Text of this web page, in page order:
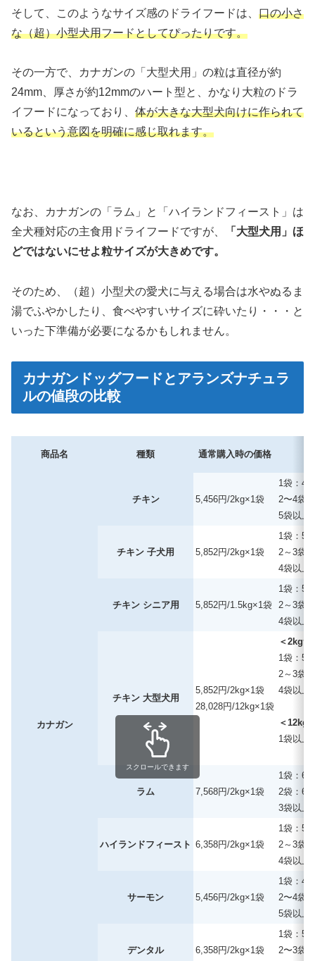
そして、このようなサイズ感のドライフードは、 口の小さ
な（超）小型犬用フードとしてぴったりです。
その一方で、カナガンの「大型犬用」の粒は直径が約
24mm、厚さが約12mmのハート型と、かなり大粒のドラ
イフードになっており、 体が大きな大型犬向けに作られて
いるという意図を明確に感じ取れます。
なお、カナガンの「ラム」と「ハイランドフィースト」は
全犬種対応の主食用ドライフードですが、
「大型犬用」ほ
どではないにせよ粒サイズが大きめです。
そのため、（超）小型犬の愛犬に与える場合は水やぬるま
湯でふやかしたり、食べやすいサイズに砕いたり・・・と
いった下準備が必要になるかもしれません。
カナガンドッグフードとアランズナチュラ
ルの値段の比較
商品名 種類 通常購入時の価格
カナガン
チキン 5,456円/2kg×1袋
1袋：
2〜4袋
5袋以上
チキン 子犬用 5,852円/2kg×1袋
1袋：
2～3袋
4袋以上
チキン シニア用 5,852円/1.5kg×1袋
1袋：
2～3袋
4袋以上
チキン 大型犬用
5,852円/2kg×1袋
28,028円/12kg×1袋
＜2kgサ
1袋：
2～3袋
4袋以上
＜12kg
1袋以上
ラム 7,568円/2kg×1袋
1袋：
2袋：
3袋以上
ハイランドフィースト 6,358円/2kg×1袋
1袋：
2～3袋
4袋以上
サーモン 5,456円/2kg×1袋
1袋：
2〜4袋
5袋以上
デンタル 6,358円/2kg×1袋
1袋：
2〜3袋
スクロールできます